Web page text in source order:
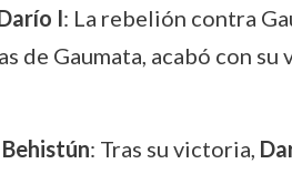
I: La rebelión contra
de Gaumata, acabó con
: Tras su victoria,